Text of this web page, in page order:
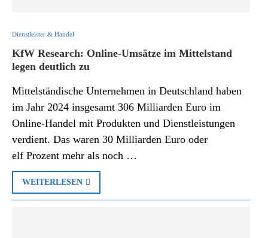
Dienstleister & Handel
KfW Research: Online-Umsätze im Mittelstand
legen deutlich zu
Mittelständische Unternehmen in Deutschland haben
im Jahr 2024 insgesamt 306 Milliarden Euro im
Online-Handel mit Produkten und Dienstleistungen
verdient. Das waren 30 Milliarden Euro oder
elf Prozent mehr als noch …
WEITERLESEN